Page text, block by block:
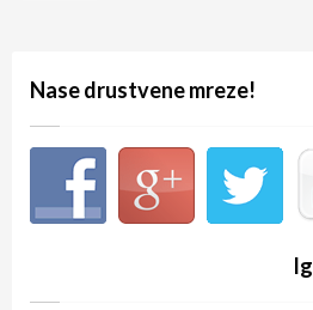
Nase drustvene mreze!